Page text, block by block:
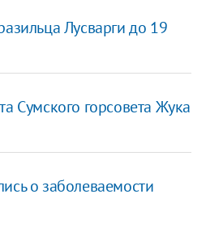
Лусварги до 19
Сумского горсовета Жука
о заболеваемости